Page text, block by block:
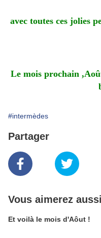
avec toutes ces jolies
Le mois prochain
#intermèdes
Partager
Vous aimerez aussi
Et voilà le mois d'Aôut !